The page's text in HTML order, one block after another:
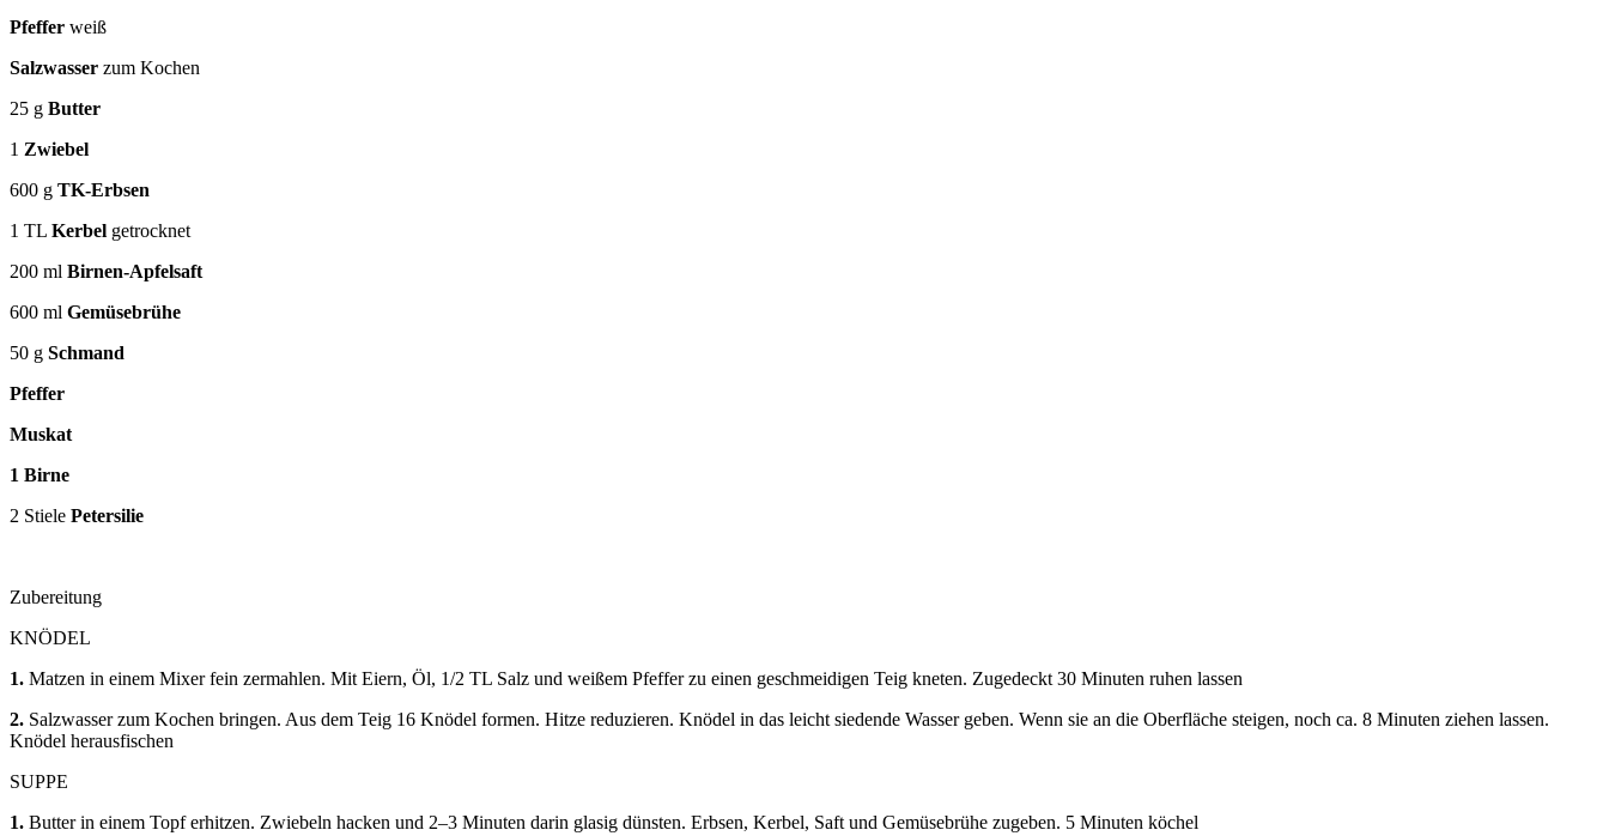
Pfeffer weiß
Salzwasser zum Kochen
25 g Butter
1 Zwiebel
600 g TK-Erbsen
1 TL Kerbel getrocknet
200 ml Birnen-Apfelsaft
600 ml Gemüsebrühe
50 g Schmand
Pfeffer
Muskat
1 Birne
2 Stiele Petersilie
Zubereitung
KNÖDEL
1. Matzen in einem Mixer fein zermahlen. Mit Eiern, Öl, 1/2 TL Salz und weißem Pfeffer zu einen geschmeidigen Teig kneten. Zugedeckt 30 Minuten ruhen lassen
2. Salzwasser zum Kochen bringen. Aus dem Teig 16 Knödel formen. Hitze reduzieren. Knödel in das leicht siedende Wasser geben. Wenn sie an die Oberfläche steigen, noch ca. 8 Minuten ziehen lassen.
Knödel herausfischen
SUPPE
1. Butter in einem Topf erhitzen. Zwiebeln hacken und 2–3 Minuten darin glasig dünsten. Erbsen, Kerbel, Saft und Gemüsebrühe zugeben. 5 Minuten köchel